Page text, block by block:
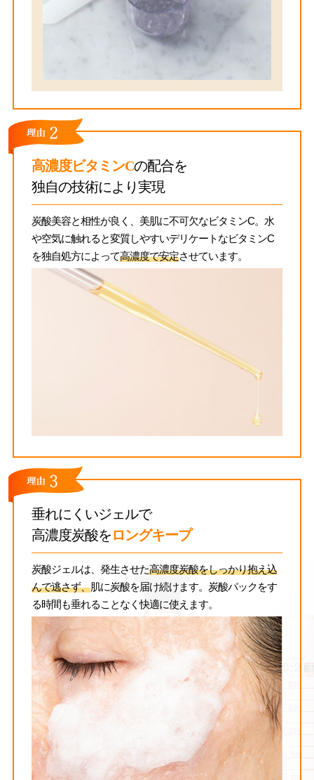
高濃度ビタミンCの配合を
独自の技術により実現
炭酸美容と相性が良く、美肌に不可欠なビタミンC。水
や空気に触れると変質しやすいデリケートなビタミンC
を独自処方によって高濃度で安定させています。
垂れにくいジェルで
高濃度炭酸をロングキープ
炭酸ジェルは、発生させた高濃度炭酸をしっかり抱え込
んで逃さず、肌に炭酸を届け続けます。炭酸パックをす
る時間も垂れることなく快適に使えます。